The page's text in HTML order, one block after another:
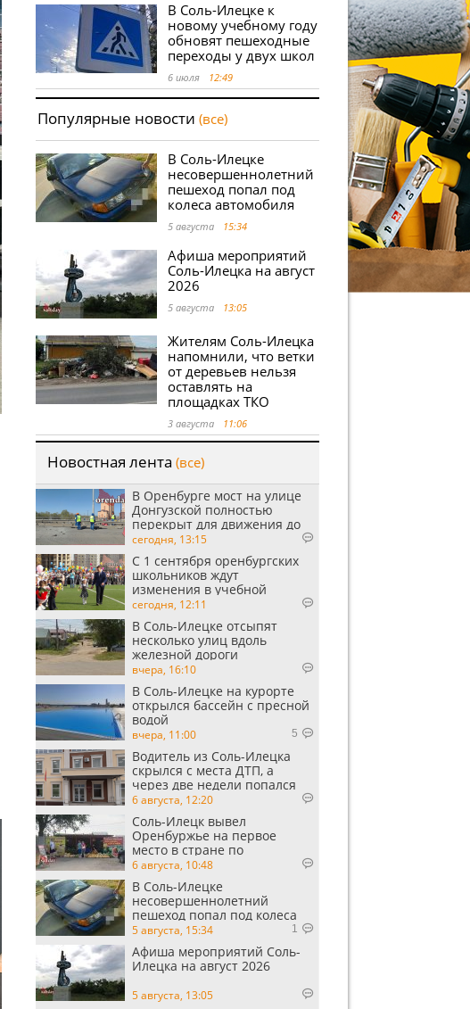
В Соль-Илецке к
новому учебному году
обновят пешеходные
переходы у двух школ
6 июля 12:49
Популярные новости (все)
В Соль-Илецке
несовершеннолетний
пешеход попал под
колеса автомобиля
5 августа 15:34
Афиша мероприятий
Соль-Илецка на август
2026
5 августа 13:05
Жителям Соль-Илецка
напомнили, что ветки
от деревьев нельзя
оставлять на
площадках ТКО
3 августа 11:06
Новостная лента (все)
В Оренбурге мост на улице
Донгузской полностью
перекрыт для движения до
утра 10 августа
сегодня, 13:15
С 1 сентября оренбургских
школьников ждут
изменения в учебной
программе
сегодня, 12:11
В Соль-Илецке отсыпят
несколько улиц вдоль
железной дороги
вчера, 16:10
В Соль-Илецке на курорте
открылся бассейн с пресной
водой
вчера, 11:00 5
Водитель из Соль-Илецка
скрылся с места ДТП, а
через две недели попался
пьяным
6 августа, 12:20
Соль-Илецк вывел
Оренбуржье на первое
место в стране по
выращиванию арбузов
6 августа, 10:48
В Соль-Илецке
несовершеннолетний
пешеход попал под колеса
автомобиля
5 августа, 15:34 1
Афиша мероприятий Соль-
Илецка на август 2026
5 августа, 13:05